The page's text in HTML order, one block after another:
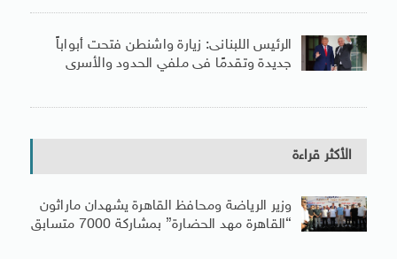
الرئيس اللبنانى: زيارة واشنطن فتحت أبواباً
جديدة وتقدمًا فى ملفي الحدود والأسرى
الأكثر قراءة
وزير الرياضة ومحافظ القاهرة يشهدان ماراثون
“القاهرة مهد الحضارة” بمشاركة 7000 متسابق